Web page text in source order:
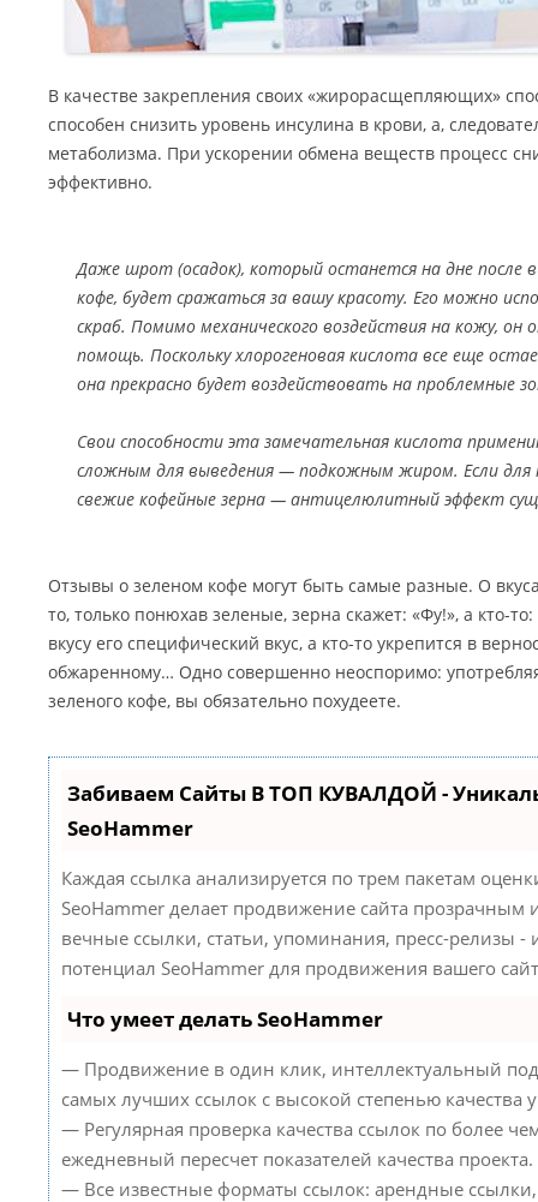
В качестве закрепления своих «жирорасщепляющих»
способен снизить уровень инсулина в крови, а,
метаболизма. При ускорении обмена веществ процесс
эффективно.
Даже шрот (осадок), который останется на дне после
кофе, будет сражаться за вашу красоту. Его можно
скраб. Помимо механического воздействия на кожу, он
помощь. Поскольку хлорогеновая кислота все еще
она прекрасно будет воздействовать на проблемные
Свои способности эта замечательная кислота
сложным для выведения — подкожным жиром. Если для
свежие кофейные зерна — антицелюлитный эффект
Отзывы о зеленом кофе могут быть самые разные. О
то, только понюхав зеленые, зерна скажет: «Фу!», а кто-
вкусу его специфический вкус, а кто-то укрепится в
обжаренному… Одно совершенно неоспоримо:
зеленого кофе, вы обязательно похудеете.
Забиваем Сайты В ТОП КУВАЛДОЙ -
SeoHammer
Каждая ссылка анализируется по трем пакетам
SeoHammer делает продвижение сайта прозрачным
вечные ссылки, статьи, упоминания, пресс-релизы -
потенциал SeoHammer для продвижения вашего
Что умеет делать SeoHammer
— Продвижение в один клик, интеллектуальный
самых лучших ссылок с высокой степенью качества
— Регулярная проверка качества ссылок по более
ежедневный пересчет показателей качества проекта.
— Все известные форматы ссылок: арендные